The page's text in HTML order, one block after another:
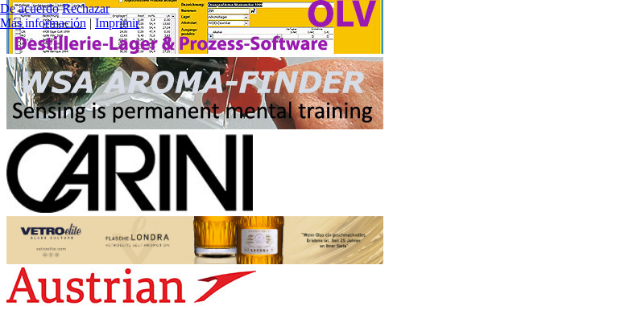
De acuerdo Rechazar
Más información | Imprimir